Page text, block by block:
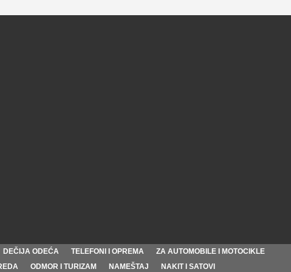
DEČIJA ODEĆA TELEFONI I OPREMA
ZA AUTOMOBILE I MOTOCIKLE
ODMOR I TURIZAM NAMEŠTAJ
NAKIT I SATOVI